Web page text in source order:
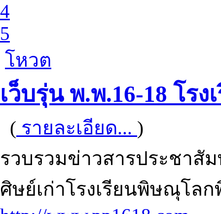
4
5
โหวต
เว็บรุ่น พ.พ.16-18 โ
( รายละเอียด... )
รวบรวมข่าวสารประชาสั
ศิษย์เก่าโรงเรียนพิษณุโล